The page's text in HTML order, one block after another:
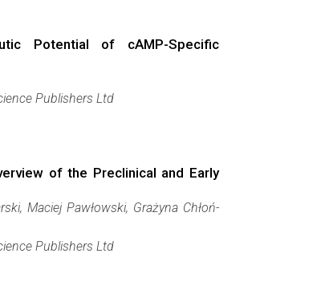
Potential of cAMP-Specific
Publishers Ltd
of the Preclinical and Early
Maciej Pawłowski, Grażyna Chłoń-
Publishers Ltd